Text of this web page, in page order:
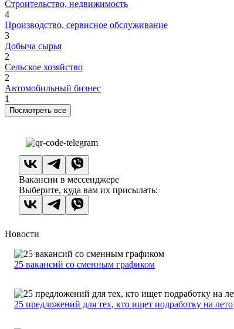
Строительство, недвижимость
4
Производство, сервисное обслуживание
3
Добыча сырья
2
Сельское хозяйство
2
Автомобильный бизнес
1
Посмотреть все
Вакансии в мессенджере
Выберите, куда вам их присылать:
Новости
25 вакансий со сменным графиком
25 предложений для тех, кто ищет подработку на лето